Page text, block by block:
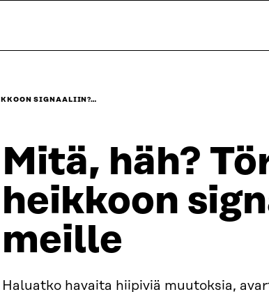
SIGNAALIIN?…
Mitä, häh?
heikkoon
meille
Haluatko havaita hiipiviä muutoksia,